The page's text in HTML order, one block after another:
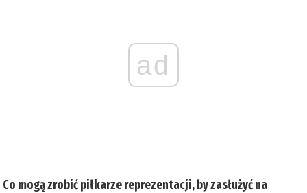
ad
Co mogą zrobić piłkarze reprezentacji, by zasłużyć na